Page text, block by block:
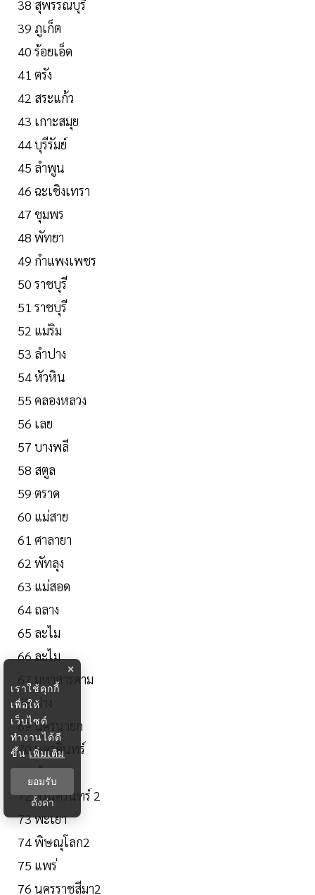
38 สุพรรณบุรี
39 ภูเก็ต
40 ร้อยเอ็ด
41 ตรัง
42 สระแก้ว
43 เกาะสมุย
44 บุรีรัมย์
45 ลำพูน
46 ฉะเชิงเทรา
47 ชุมพร
48 พัทยา
49 กำแพงเพชร
50 ราชบุรี
51 ราชบุรี
52 แม่ริม
53 ลำปาง
54 หัวหิน
55 คลองหลวง
56 เลย
57 บางพลี
58 สตูล
59 ตราด
60 แม่สาย
61 ศาลายา
62 พัทลุง
63 แม่สอด
64 ถลาง
65 ละไม
66 ละไม
67 มหาสารคาม
68 ฝาง
69 นครนายก
70 นครอินทร์
71 บ้านเพ
72 ศรีนครินทร์ 2
73 พะเยา
74 พิษณุโลก2
75 แพร่
76 นครราชสีมา2
×
เราใช้คุกกี้
เพื่อให้
เว็บไซต์
ทำงานได้ดี
ขึ้นเพิ่มเติม
ยอมรับ
ตั้งค่า